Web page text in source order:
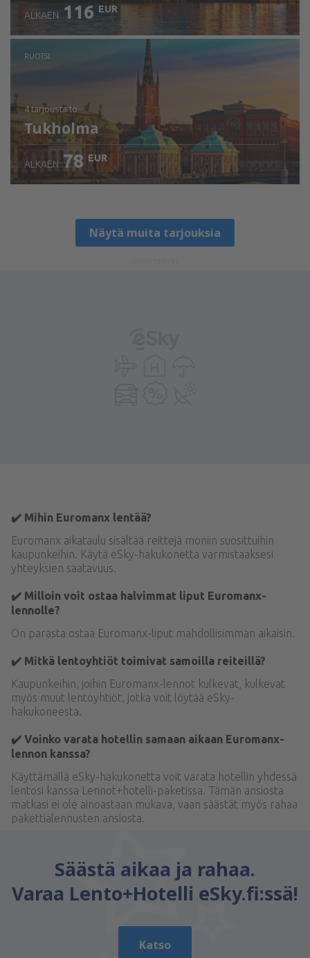
ALKAEN 116 EUR
RUOTSI
4 tarjoustato
Tukholma
ALKAEN 78 EUR
Näytä muita tarjouksia
✔️ Mihin Euromanx lentää?
Euromanx aikataulu sisältää reittejä moniin suosittuihin
kaupunkeihin. Käytä eSky-hakukonetta varmistaaksesi
yhteyksien saatavuus.
✔️ Milloin voit ostaa halvimmat liput Euromanx-
lennolle?
On parasta ostaa Euromanx-liput mahdollisimman aikaisin.
✔️ Mitkä lentoyhtiöt toimivat samoilla reiteillä?
Kaupunkeihin, joihin Euromanx-lennot kulkevat, kulkevat
myös muut lentoyhtiöt, jotka voit löytää eSky-
hakukoneesta.
✔️ Voinko varata hotellin samaan aikaan Euromanx-
lennon kanssa?
Käyttämällä eSky-hakukonetta voit varata hotellin yhdessä
lentosi kanssa Lennot+hotelli-paketissa. Tämän ansiosta
matkasi ei ole ainoastaan mukava, vaan säästät myös rahaa
pakettialennusten ansiosta.
Säästä aikaa ja rahaa.
Varaa Lento+Hotelli eSky.fi:ssä!
Katso